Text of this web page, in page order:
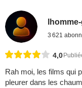
3 621
4,0
Rah moi, les films qui
pleurer dans les